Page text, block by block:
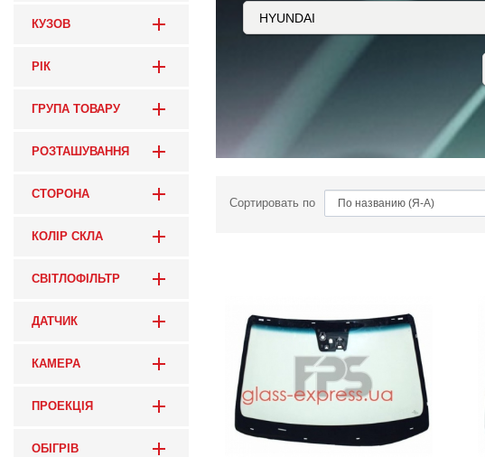
КУЗОВ
РІК
ГРУПА ТОВАРУ
РОЗТАШУВАННЯ
СТОРОНА
КОЛІР СКЛА
СВІТЛОФІЛЬТР
ДАТЧИК
КАМЕРА
ПРОЕКЦІЯ
ОБІГРІВ
Сортировать по